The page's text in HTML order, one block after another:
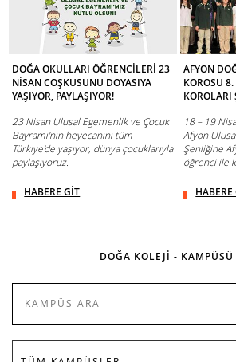
DOĞA OKULLARI ÖĞRENCİLERİ 23
NİSAN COŞKUSUNU DOYASIYA
YAŞIYOR, PAYLAŞIYOR!
23 Nisan Ulusal Egemenlik ve Çocuk
Bayramı'nın heyecanını tüm
Türkiye'de yaşıyor, dünya çocuklarıyla
paylaşıyoruz.
HABERE GİT
AFYON
KOROSU
KOROLARI
18 – 19
Afyon
Şenliğine
öğrenci ile
HABERE
DOĞA KOLEJİ -